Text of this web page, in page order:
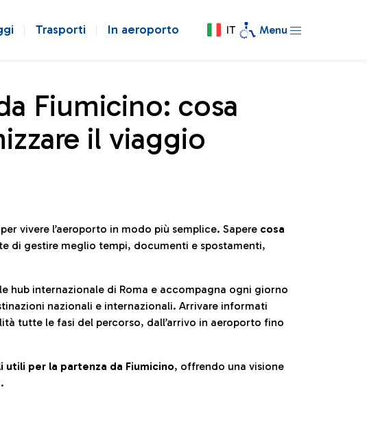
Trasporti In aeroporto IT Menu
Fiumicino: cosa
il viaggio
vivere l’aeroporto in modo più semplice. Sapere cosa
di gestire meglio tempi, documenti e spostamenti,
hub internazionale di Roma e accompagna ogni giorno
nazionali e internazionali. Arrivare informati
tutte le fasi del percorso, dall’arrivo in aeroporto fino
utili per la partenza da Fiumicino, offrendo una visione